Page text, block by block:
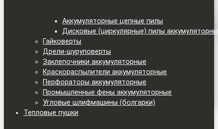
Аккумуляторные цепные пилы
Дисковые (циркулярные) пилы
Гайковерты
Дрели-шуруповерты
Заклепочники аккумуляторные
Краскораспылители аккумуляторные
Перфораторы аккумуляторные
Промышленные фены аккумуляторные
Угловые шлифмашины (болгарки)
Тепловые пушки